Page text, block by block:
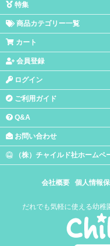
特集
商品カテゴリー一覧
カート
会員登録
ログイン
ご利用ガイド
Q&A
お問い合わせ
（株）チャイルド社ホームペ
会社概要 個人情報
だれでも気軽に使える幼稚